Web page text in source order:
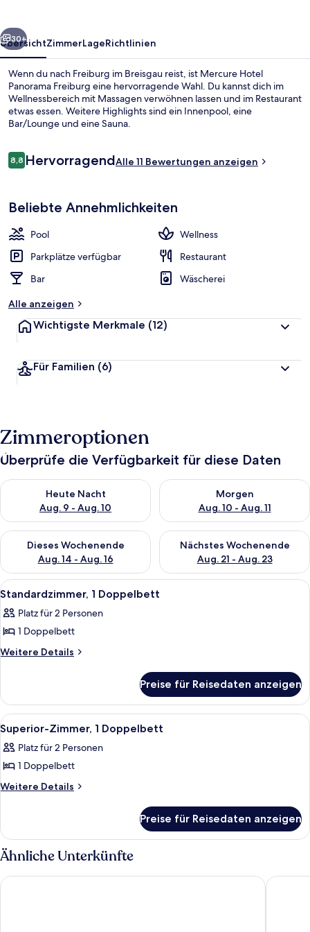
Weiter
30+
ÜbersichtZimmerLageRichtlinien
Wenn du nach Freiburg im Breisgau reist, ist Mercure Hotel
Panorama Freiburg eine hervorragende Wahl. Du kannst dich im
Wellnessbereich mit Massagen verwöhnen lassen und im Restaurant
etwas essen. Weitere Highlights sind ein Innenpool, eine
Bar/Lounge und eine Sauna.
Bewertungen
8,88,8 von 10.
HervorragendAlle 11 Bewertungen anzeigen
Beliebte Annehmlichkeiten
Pool
Wellness
Parkplätze verfügbar
Restaurant
Bar
Wäscherei
Alle anzeigen
Wichtigste Merkmale (12)
Für Familien (6)
Zimmeroptionen
Überprüfe die Verfügbarkeit für diese Daten
Heute Nacht
Aug. 9 - Aug. 10
Überprüfe die Verfügbarkeit für heute Nacht, Aug. 9 - Aug.
Morgen
Aug. 10 - Aug. 11
Überprüfe die Verfügbarkeit
Dieses Wochenende
Aug. 14 - Aug. 16
Überprüfe die Verfügbarkeit für dieses Wochenende, Aug. 14
Nächstes Wochenende
Aug. 21 - Aug. 23
Überprüfe die Verfügbarkeit
Alle
Fotos
für
Standardzimmer,
1
Ein Hotelzimmer mit einem großen
3
Standardzimmer, 1 Doppelbett
Platz für 2 Personen
1 Doppelbett
Weitere Details
Weitere
1
Doppelbett
Preise für Reisedaten anzeigen
Alle
Fotos
für
Superior-
Zimmer,
anzeigen
Ein Hotelzimmer mit Bett,
3
Superior-Zimmer, 1 Doppelbett
Platz für 2 Personen
1 Doppelbett
Weitere Details
Weitere
Zimmer,
1
Doppelbett
Preise für Reisedaten anzeigen
Ähnliche Unterkünfte
Hotel Restaurant Kaiser